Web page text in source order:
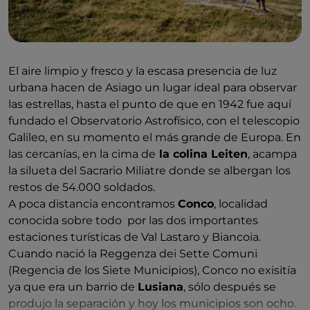
El aire limpio y fresco y la escasa presencia de luz
urbana hacen de Asiago un lugar ideal para observar
las estrellas, hasta el punto de que en 1942 fue aquí
fundado el Observatorio Astrofísico, con el telescopio
Galileo, en su momento el más grande de Europa. En
las cercanías, en la cima de la colina Leiten, acampa
la silueta del Sacrario Miliatre donde se albergan los
restos de 54.000 soldados.
A poca distancia encontramos Conco, localidad
conocida sobre todo por las dos importantes
estaciones turísticas de Val Lastaro y Biancoia.
Cuando nació la Reggenza dei Sette Comuni
(Regencia de los Siete Municipios), Conco no exisitía
ya que era un barrio de Lusiana, sólo después se
produjo la separación y hoy los municipios son ocho.